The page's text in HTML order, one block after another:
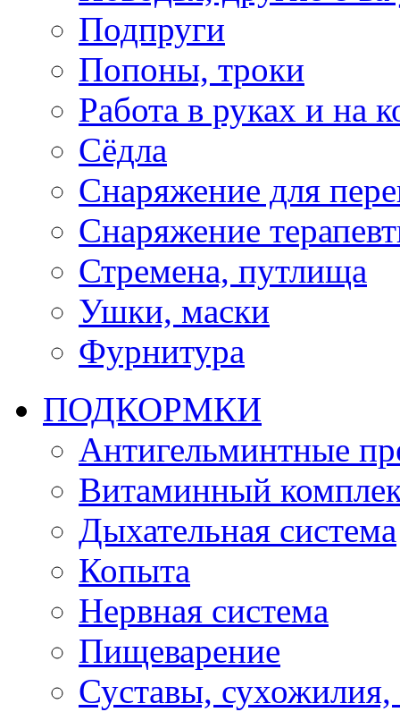
Подпруги
Попоны, троки
Работа в руках и на
Сёдла
Снаряжение для
Снаряжение
Стремена, путлища
Ушки, маски
Фурнитура
ПОДКОРМКИ
Антигельминтные
Витаминный
Дыхательная система
Копыта
Нервная система
Пищеварение
Суставы, сухожилия,